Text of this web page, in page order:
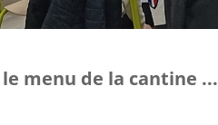
menu de la cantine ...